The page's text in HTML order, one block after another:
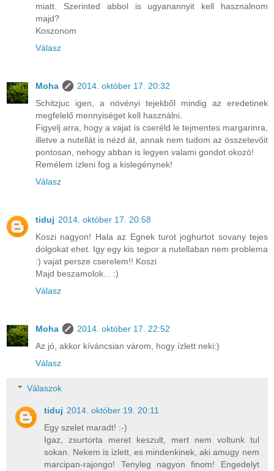
miatt. Szerinted abbol is ugyanannyit kell hasznalnom
majd?
Koszonom
Válasz
Moha
2014. október 17. 20:32
Schitzjuc igen, a növényi tejekből mindig az eredetinek
megfelelő mennyiséget kell használni.
Figyelj arra, hogy a vajat is cseréld le tejmentes margarinra,
illetve a nutellát is nézd át, annak nem tudom az összetevőit
pontosan, nehogy abban is legyen valami gondot okozó!
Remélem ízleni fog a kislegénynek!
Válasz
tiduj 2014. október 17. 20:58
Koszi nagyon! Hala az Egnek turot joghurtot sovany tejes
dolgokat ehet. Igy egy kis tejpor a nutellaban nem problema
:) vajat persze cserelem!! Koszi
Majd beszamolok... :)
Válasz
Moha
2014. október 17. 22:52
Az jó, akkor kíváncsian várom, hogy ízlett neki:)
Válasz
Válaszok
tiduj 2014. október 19. 20:11
Egy szelet maradt! :-)
Igaz, zsurtorta meret keszult, mert nem voltunk tul
sokan. Nekem is izlett, es mindenkinek, aki amugy nem
marcipan-rajongo! Tenyleg nagyon finom! Engedelyt